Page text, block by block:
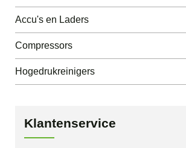
Accu's en Laders
Compressors
Hogedrukreinigers
Klantenservice